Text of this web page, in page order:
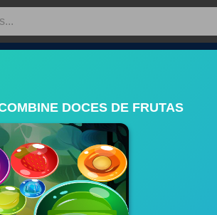
DOCES DE FRUTAS